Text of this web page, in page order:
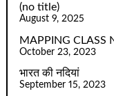
(no title)
August 9, 2025
MAPPING CLASS
October 23, 2023
भारत की नदियां
September 15, 2023